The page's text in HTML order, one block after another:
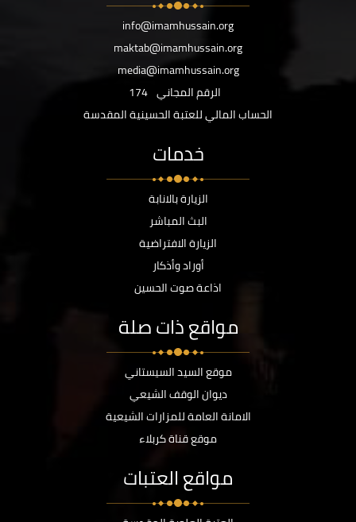
info@imamhussain.org
maktab@imamhussain.org
media@imamhussain.org
الرقم المجاني 174
الحساب المالي للعتبة الحسينية المقدسة
خدمات
الزيارة بالانابة
البث المباشر
الزيارة الافتراضية
أوراد وأذكار
اذاعة صوت الحسين
مواقع ذات صلة
موقع السيد السيستاني
ديوان الوقف الشيعي
الامانة العامة للمزارات الشيعية
موقع قناة كربلاء
مواقع العتبات